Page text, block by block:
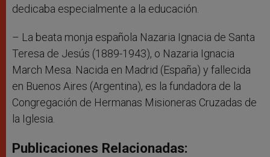
dedicaba especialmente a la educación.
– La beata monja española Nazaria Ignacia de Santa
Teresa de Jesús (1889-1943), o Nazaria Ignacia
March Mesa. Nacida en Madrid (España) y fallecida
en Buenos Aires (Argentina), es la fundadora de la
Congregación de Hermanas Misioneras Cruzadas de
la Iglesia.
Publicaciones Relacionadas: